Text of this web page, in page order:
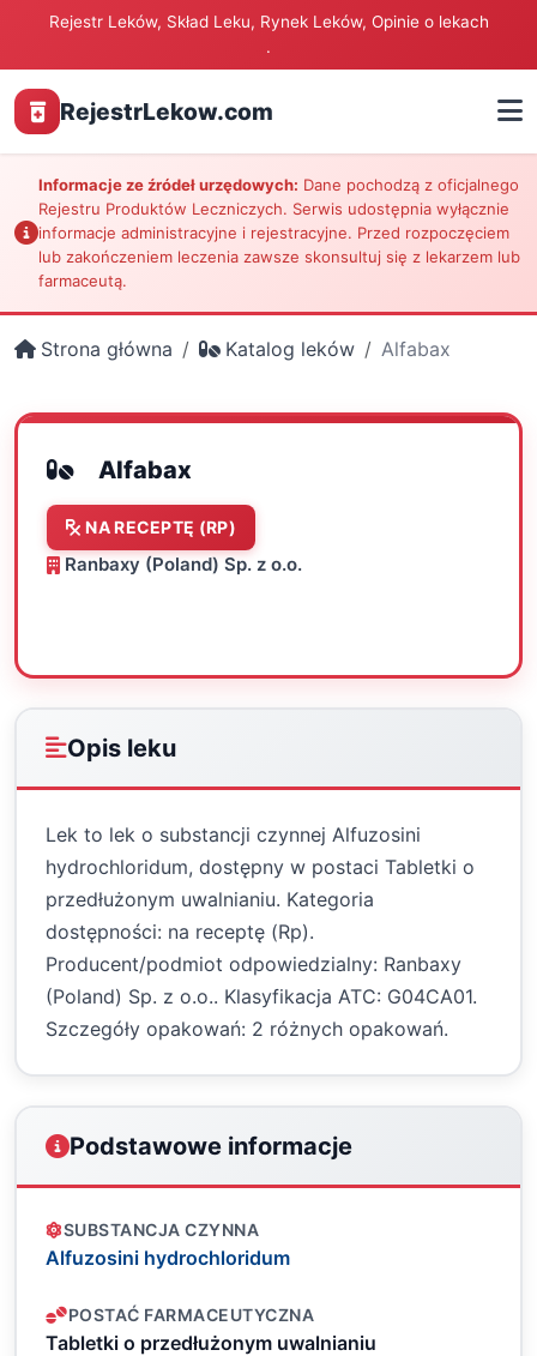
Rejestr Leków, Skład Leku, Rynek Leków, Opinie o lekach
.
RejestrLekow.com
Informacje ze źródeł urzędowych: Dane pochodzą z oficjalnego
Rejestru Produktów Leczniczych. Serwis udostępnia wyłącznie
informacje administracyjne i rejestracyjne. Przed rozpoczęciem
lub zakończeniem leczenia zawsze skonsultuj się z lekarzem lub
farmaceutą.
Strona główna Katalog leków Alfabax
Alfabax
NA RECEPTĘ (RP)
Ranbaxy (Poland) Sp. z o.o.
Opis leku
Lek to lek o substancji czynnej Alfuzosini
hydrochloridum, dostępny w postaci Tabletki o
przedłużonym uwalnianiu. Kategoria
dostępności: na receptę (Rp).
Producent/podmiot odpowiedzialny: Ranbaxy
(Poland) Sp. z o.o.. Klasyfikacja ATC: G04CA01.
Szczegóły opakowań: 2 różnych opakowań.
Podstawowe informacje
SUBSTANCJA CZYNNA
Alfuzosini hydrochloridum
POSTAĆ FARMACEUTYCZNA
Tabletki o przedłużonym uwalnianiu